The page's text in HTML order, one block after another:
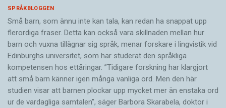
SPRÅKBLOGGEN
Små barn, som ännu inte kan tala, kan redan ha snappat upp
flerordiga fraser. Detta kan också vara skillnaden mellan hur
barn och vuxna tillägnar sig språk, menar forskare i lingvistik vid
Edinburghs universitet, som har studerat den språkliga
kompetensen hos ettåringar. ”Tidigare forskning har klargjort
att små barn känner igen många vanliga ord. Men den här
studien visar att barnen plockar upp mycket mer än enstaka ord
ur de vardagliga samtalen”, säger Barbora Skarabela, doktor i